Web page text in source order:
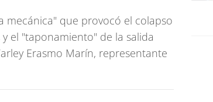
mecánica" que provocó el colapso
el "taponamiento" de la salida
Erasmo Marín, representante